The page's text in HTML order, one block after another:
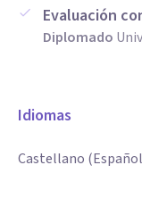
Evaluación
Diplomado
Idiomas
Castellano